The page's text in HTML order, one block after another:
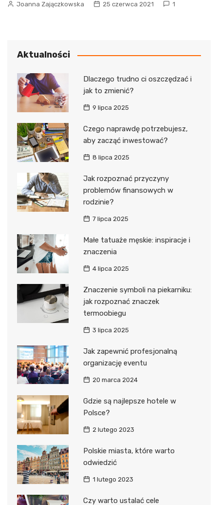
Joanna Zajączkowska 25 czerwca 2021 1
Aktualności
Dlaczego trudno ci oszczędzać i
jak to zmienić?
9 lipca 2025
Czego naprawdę potrzebujesz,
aby zacząć inwestować?
8 lipca 2025
Jak rozpoznać przyczyny
problemów finansowych w
rodzinie?
7 lipca 2025
Małe tatuaże męskie: inspiracje i
znaczenia
4 lipca 2025
Znaczenie symboli na piekarniku:
jak rozpoznać znaczek
termoobiegu
3 lipca 2025
Jak zapewnić profesjonalną
organizację eventu
20 marca 2024
Gdzie są najlepsze hotele w
Polsce?
2 lutego 2023
Polskie miasta, które warto
odwiedzić
1 lutego 2023
Czy warto ustalać cele